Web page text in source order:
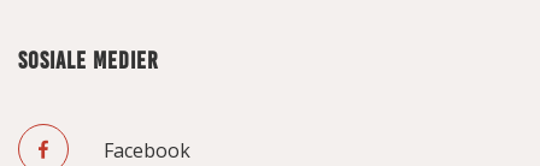
SOSIALE MEDIER
Facebook